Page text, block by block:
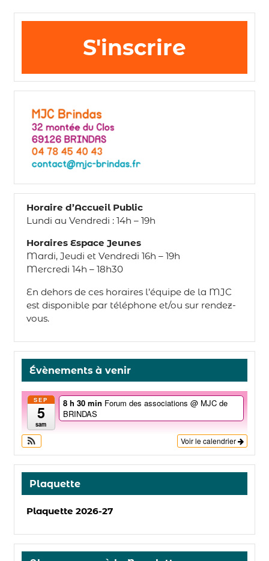
S'inscrire
Horaire d’Accueil Public
Lundi au Vendredi : 14h – 19h
Horaires Espace Jeunes
Mardi, Jeudi et Vendredi 16h – 19h
Mercredi 14h – 18h30
En dehors de ces horaires l’équipe de la MJC
est disponible par téléphone et/ou sur rendez-
vous.
Évènements à venir
SEP
5
sam
8 h 30 min Forum des associations @ MJC de
BRINDAS
Voir le calendrier
Plaquette
Plaquette 2026-27